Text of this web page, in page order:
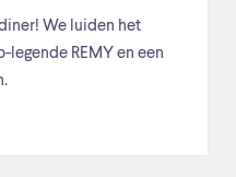
We luiden het
REMY en een